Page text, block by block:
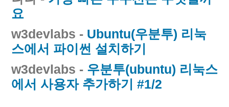
요
w3devlabs - Ubuntu(우분투) 리눅
스에서 파이썬 설치하기
w3devlabs - 우분투(ubuntu) 리눅스
에서 사용자 추가하기 #1/2